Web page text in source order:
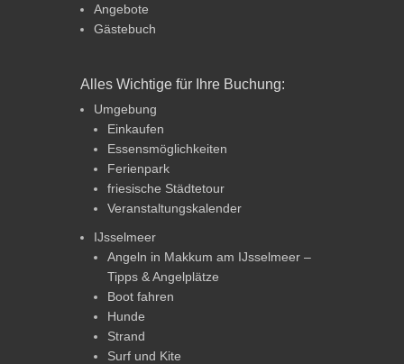
Angebote
Gästebuch
Alles Wichtige für Ihre Buchung:
Umgebung
Einkaufen
Essensmöglichkeiten
Ferienpark
friesische Städtetour
Veranstaltungskalender
IJsselmeer
Angeln in Makkum am IJsselmeer –
Tipps & Angelplätze
Boot fahren
Hunde
Strand
Surf und Kite